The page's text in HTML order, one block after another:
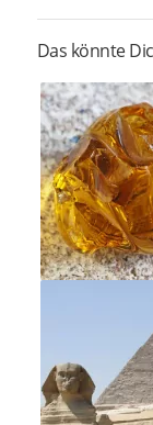
Das könnte